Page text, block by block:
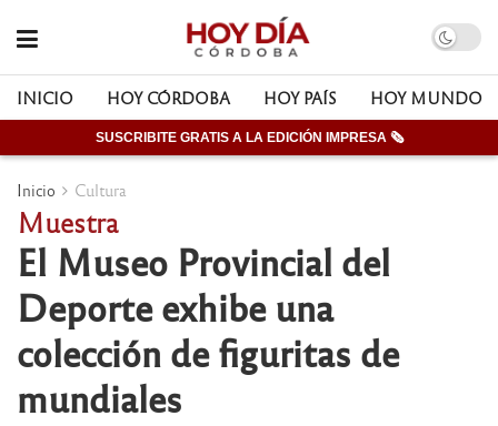
INICIO HOY CÓRDOBA HOY PAÍS HOY MUNDO
SUSCRIBITE GRATIS A LA EDICIÓN IMPRESA 🗞
Inicio Cultura
Muestra
El Museo Provincial del
Deporte exhibe una
colección de figuritas de
mundiales